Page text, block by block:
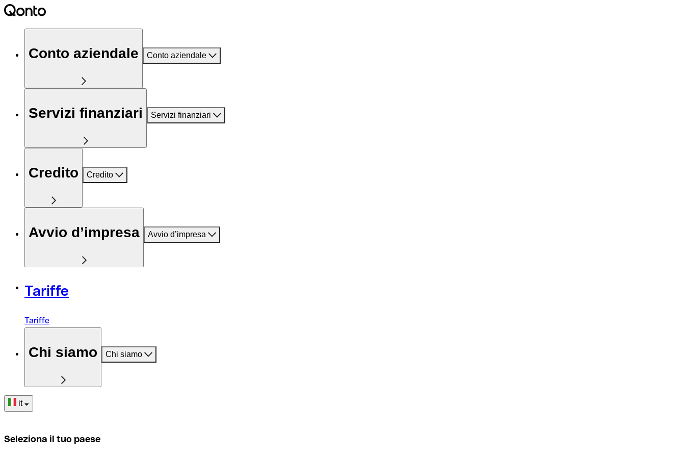
Conto aziendale Conto aziendale
Servizi finanziari Servizi finanziari
Credito Credito
Avvio d’impresa Avvio d’impresa
Tariffe
Tariffe
Chi siamo Chi siamo
it
Seleziona il tuo paese